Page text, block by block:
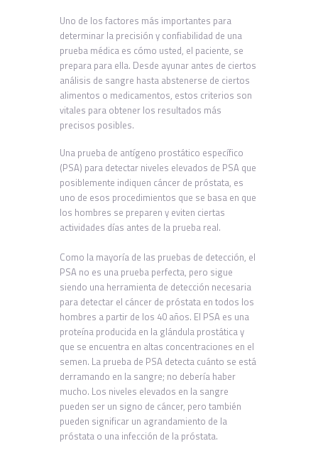
Uno de los factores más importantes para
determinar la precisión y confiabilidad de una
prueba médica es cómo usted, el paciente, se
prepara para ella. Desde ayunar antes de ciertos
análisis de sangre hasta abstenerse de ciertos
alimentos o medicamentos, estos criterios son
vitales para obtener los resultados más
precisos posibles.
Una prueba de antígeno prostático específico
(PSA) para detectar niveles elevados de PSA que
posiblemente indiquen cáncer de próstata, es
uno de esos procedimientos que se basa en que
los hombres se preparen y eviten ciertas
actividades días antes de la prueba real.
Como la mayoría de las pruebas de detección, el
PSA no es una prueba perfecta, pero sigue
siendo una herramienta de detección necesaria
para detectar el cáncer de próstata en todos los
hombres a partir de los 40 años. El PSA es una
proteína producida en la glándula prostática y
que se encuentra en altas concentraciones en el
semen. La prueba de PSA detecta cuánto se está
derramando en la sangre; no debería haber
mucho. Los niveles elevados en la sangre
pueden ser un signo de cáncer, pero también
pueden significar un agrandamiento de la
próstata o una infección de la próstata.